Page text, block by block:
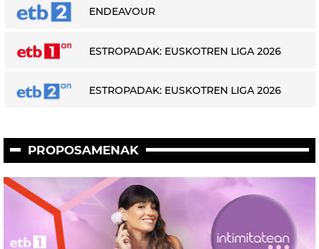
ENDEAVOUR
ESTROPADAK: EUSKOTREN LIGA 2026
ESTROPADAK: EUSKOTREN LIGA 2026
PROPOSAMENAK